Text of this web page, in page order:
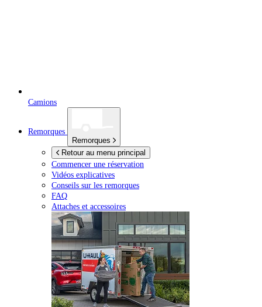
Camions
Remorques
Remorques
Retour au menu principal
Commencer une réservation
Vidéos explicatives
Conseils sur les remorques
FAQ
Attaches et accessoires